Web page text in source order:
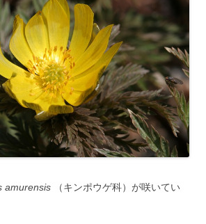
amurensis （キンポウゲ科）が咲いてい